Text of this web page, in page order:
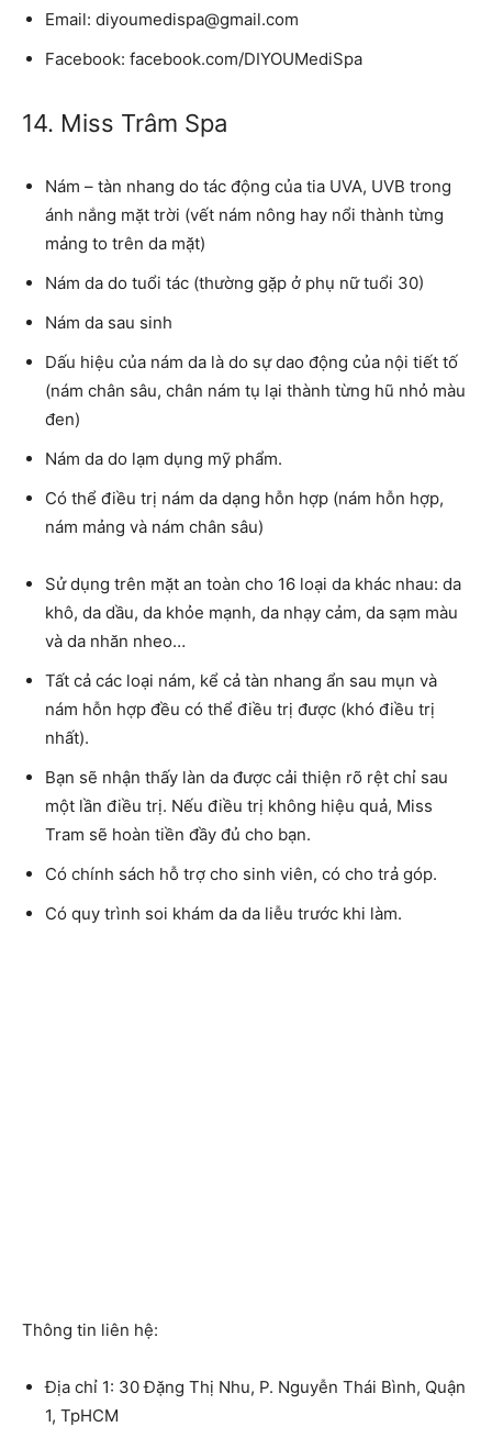
Email: diyoumedispa@gmail.com
Facebook: facebook.com/DIYOUMediSpa
14. Miss Trâm Spa
Nám – tàn nhang do tác động của tia UVA, UVB trong
ánh nắng mặt trời (vết nám nông hay nổi thành từng
mảng to trên da mặt)
Nám da do tuổi tác (thường gặp ở phụ nữ tuổi 30)
Nám da sau sinh
Dấu hiệu của nám da là do sự dao động của nội tiết tố
(nám chân sâu, chân nám tụ lại thành từng hũ nhỏ màu
đen)
Nám da do lạm dụng mỹ phẩm.
Có thể điều trị nám da dạng hỗn hợp (nám hỗn hợp,
nám mảng và nám chân sâu)
Sử dụng trên mặt an toàn cho 16 loại da khác nhau: da
khô, da dầu, da khỏe mạnh, da nhạy cảm, da sạm màu
và da nhăn nheo…
Tất cả các loại nám, kể cả tàn nhang ẩn sau mụn và
nám hỗn hợp đều có thể điều trị được (khó điều trị
nhất).
Bạn sẽ nhận thấy làn da được cải thiện rõ rệt chỉ sau
một lần điều trị. Nếu điều trị không hiệu quả, Miss
Tram sẽ hoàn tiền đầy đủ cho bạn.
Có chính sách hỗ trợ cho sinh viên, có cho trả góp.
Có quy trình soi khám da da liễu trước khi làm.
Thông tin liên hệ:
Địa chỉ 1: 30 Đặng Thị Nhu, P. Nguyễn Thái Bình, Quận
1, TpHCM